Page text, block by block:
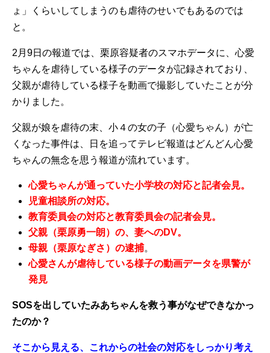
ょ」くらいしてしまうのも虐待のせいでもあるのでは
と。
2月9日の報道では、栗原容疑者のスマホデータに、心愛
ちゃんを虐待している様子のデータが記録されており、
父親が虐待している様子を動画で撮影していたことが分
かりました。
父親が娘を虐待の末、小４の女の子（心愛ちゃん）が亡
くなった事件は、日を追ってテレビ報道はどんどん心愛
ちゃんの無念を思う報道が流れています。
心愛ちゃんが通っていた小学校の対応と記者会見。
児童相談所の対応。
教育委員会の対応と教育委員会の記者会見。
父親（栗原勇一朗）の、妻へのDV。
母親（栗原なぎさ）の逮捕。
心愛さんが虐待している様子の動画データを県警が
発見
SOSを出していたみあちゃんを救う事がなぜできなかっ
たのか？
そこから見える、 これからの社会の対応をしっかり考え